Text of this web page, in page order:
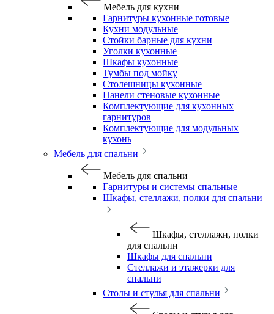
Мебель для кухни
Гарнитуры кухонные готовые
Кухни модульные
Стойки барные для кухни
Уголки кухонные
Шкафы кухонные
Тумбы под мойку
Столешницы кухонные
Панели стеновые кухонные
Комплектующие для кухонных
гарнитуров
Комплектующие для модульных
кухонь
Мебель для спальни
Мебель для спальни
Гарнитуры и системы спальные
Шкафы, стеллажи, полки для спальни
Шкафы, стеллажи, полки
для спальни
Шкафы для спальни
Стеллажи и этажерки для
спальни
Столы и стулья для спальни